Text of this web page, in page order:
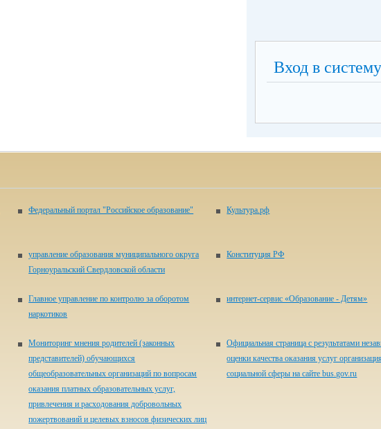
Вход в систему
Федеральный портал "Российское образование" Культура.рф
управление образования муниципального округа
Горноуральский Свердловской области
Конституция РФ
Главное управление по контролю за оборотом
наркотиков
ин­тер­нет-сер­вис «Об­ра­зо­ва­ние - Де­тям»
Мониторинг мнения родителей (законных
представителей) обучающихся
общеобразовательных организаций по вопросам
оказания платных образовательных услуг,
привлечения и расходования добровольных
пожертвований и целевых взносов физических лиц
Официальная страница с результатами
оценки качества оказания услуг
социальной сферы на сайте bus.gov.ru